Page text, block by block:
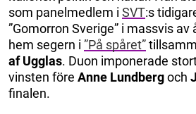
som panelmedlem i SVT:s
”Gomorron Sverige” i massvis av
hem segern i ”På spåret”
af Ugglas. Duon imponerade
vinsten före Anne Lundbergoch
finalen.